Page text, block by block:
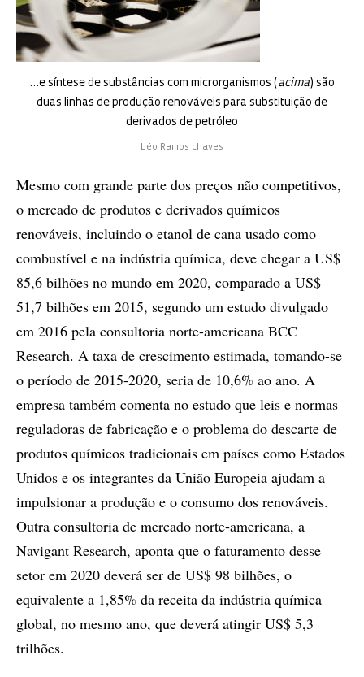
…e síntese de substâncias com microrganismos ( acima) são
duas linhas de produção renováveis para substituição de
derivados de petróleo
Léo Ramos chaves
Mesmo com grande parte dos preços não competitivos,
o mercado de produtos e derivados químicos
renováveis, incluindo o etanol de cana usado como
combustível e na indústria química, deve chegar a US$
85,6 bilhões no mundo em 2020, comparado a US$
51,7 bilhões em 2015, segundo um estudo divulgado
em 2016 pela consultoria norte-americana BCC
Research. A taxa de crescimento estimada, tomando-se
o período de 2015-2020, seria de 10,6% ao ano. A
empresa também comenta no estudo que leis e normas
reguladoras de fabricação e o problema do descarte de
produtos químicos tradicionais em países como Estados
Unidos e os integrantes da União Europeia ajudam a
impulsionar a produção e o consumo dos renováveis.
Outra consultoria de mercado norte-americana, a
Navigant Research, aponta que o faturamento desse
setor em 2020 deverá ser de US$ 98 bilhões, o
equivalente a 1,85% da receita da indústria química
global, no mesmo ano, que deverá atingir US$ 5,3
trilhões.